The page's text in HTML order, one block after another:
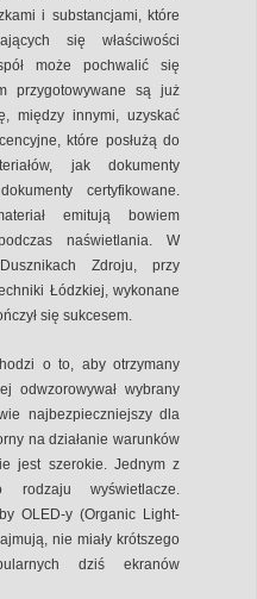
i substancjami, które
się właściwości
może pochwalić się
przygotowywane są już
między innymi, uzyskać
które posłużą do
jak dokumenty
certyfikowane.
emitują bowiem
naświetlania. W
Zdroju, przy
Łódzkiej, wykonane
się sukcesem.
o to, aby otrzymany
odwzorowywał wybrany
najbezpieczniejszy dla
na działanie warunków
jest szerokie. Jednym z
rodzaju wyświetlacze.
OLED-y (Organic Light-
nie miały krótszego
dziś ekranów